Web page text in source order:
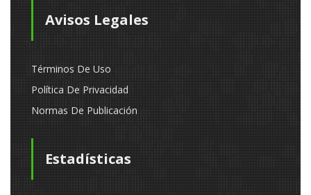
Avisos Legales
Términos De Uso
Política De Privacidad
Normas De Publicación
Estadísticas